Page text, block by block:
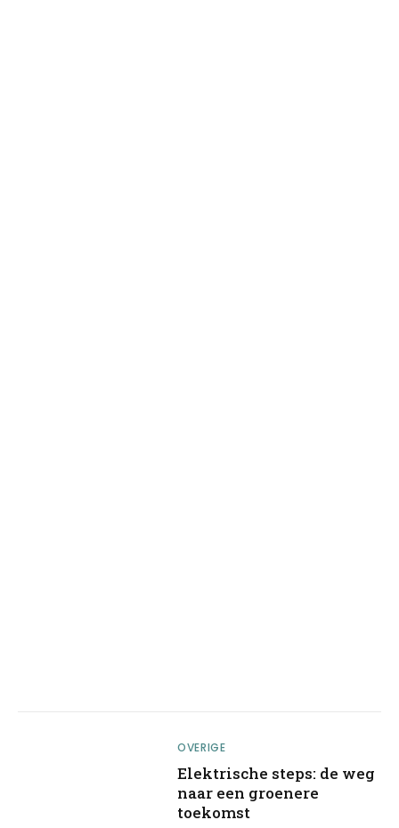
OVERIGE
Elektrische steps: de weg
naar een groenere
toekomst